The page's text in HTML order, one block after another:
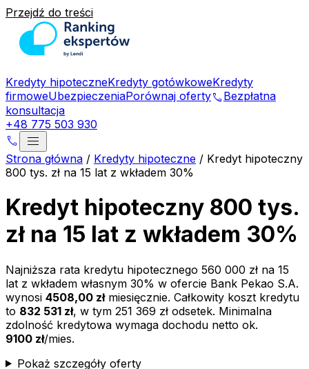
Przejdź do treści
Kredyty hipoteczneKredyty gotówkoweKredyty
firmoweUbezpieczeniaPorównaj ofertyphone Bezpłatna
konsultacja
+48 775 503 930
phone menu
Strona główna / Kredyty hipoteczne / Kredyt hipoteczny
800 tys. zł na 15 lat z wkładem 30%
Kredyt hipoteczny 800 tys.
zł na 15 lat z wkładem 30%
Najniższa rata kredytu hipotecznego 560 000 zł na 15
lat z wkładem własnym 30% w ofercie Bank Pekao S.A.
wynosi 4508,00 złmiesięcznie. Całkowity koszt kredytu
to 832 531 zł, w tym 251 369 zł odsetek. Minimalna
zdolność kredytowa wymaga dochodu netto ok.
9100 zł/mies.
Pokaż szczegóły oferty